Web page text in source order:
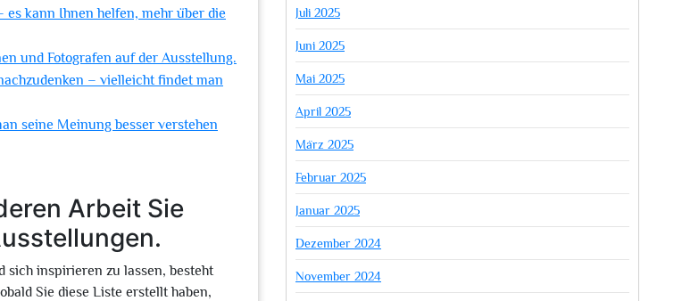
kann Ihnen helfen, mehr über die
und Fotografen auf der Ausstellung.
– vielleicht findet man
seine Meinung besser verstehen
Arbeit Sie
sich inspirieren zu lassen, besteht
Sie diese Liste erstellt haben,
Juli 2025
Juni 2025
Mai 2025
April 2025
März 2025
Februar 2025
Januar 2025
Dezember 2024
November 2024